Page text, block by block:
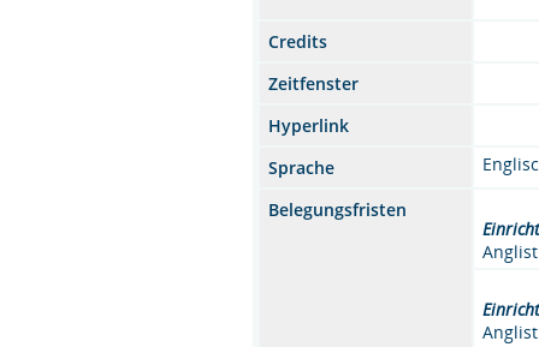
Credits
Zeitfenster
Hyperlink
Sprache
Belegungsfristen